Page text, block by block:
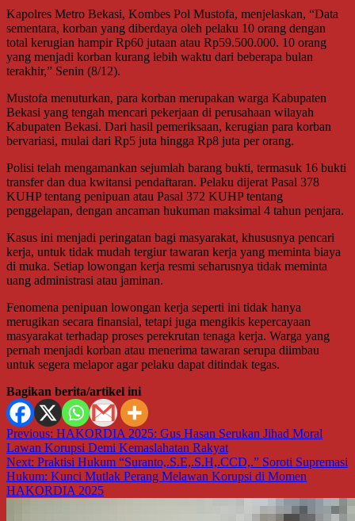
Kapolres Metro Bekasi, Kombes Pol Mustofa, menjelaskan, “Data
sementara, korban yang diberdaya oleh pelaku 10 orang dengan
total kerugian hampir Rp60 jutaan atau Rp59.500.000. 10 orang
yang menjadi korban kurang lebih waktu dari beberapa bulan
terakhir,” Senin (8/12).
Mustofa menuturkan, para korban merupakan warga Kabupaten
Bekasi yang tengah mencari pekerjaan di perusahaan wilayah
Kabupaten Bekasi. Dari hasil pemeriksaan, kerugian para korban
bervariasi, mulai dari Rp5 juta hingga Rp8 juta per orang.
Polisi telah mengamankan sejumlah barang bukti, termasuk 16 bukti
transfer dan dua kwitansi pendaftaran. Pelaku dijerat Pasal 378
KUHP tentang penipuan atau Pasal 372 KUHP tentang
penggelapan, dengan ancaman hukuman maksimal 4 tahun penjara.
Kasus ini menjadi peringatan bagi masyarakat, khususnya pencari
kerja, untuk tidak mudah tergiur tawaran kerja yang meminta biaya
di muka. Setiap lowongan kerja resmi seharusnya tidak meminta
uang administrasi atau jaminan.
Fenomena penipuan lowongan kerja seperti ini tidak hanya
merugikan secara finansial, tetapi juga mengikis kepercayaan
masyarakat terhadap proses perekrutan tenaga kerja. Warga yang
pernah menjadi korban atau menerima tawaran serupa diimbau
untuk segera melapor agar pelaku dapat ditindak tegas.
Bagikan berita/artikel ini
Navigasi
pos
Previous: HAKORDIA 2025: Gus Hasan Serukan Jihad Moral
Lawan Korupsi Demi Kemaslahatan Rakyat
Next: Praktisi Hukum “Suranto,.S.E,.S.H,.CCD,.” Soroti Supremasi
Hukum: Kunci Mutlak Perang Melawan Korupsi di Momen
HAKORDIA 2025